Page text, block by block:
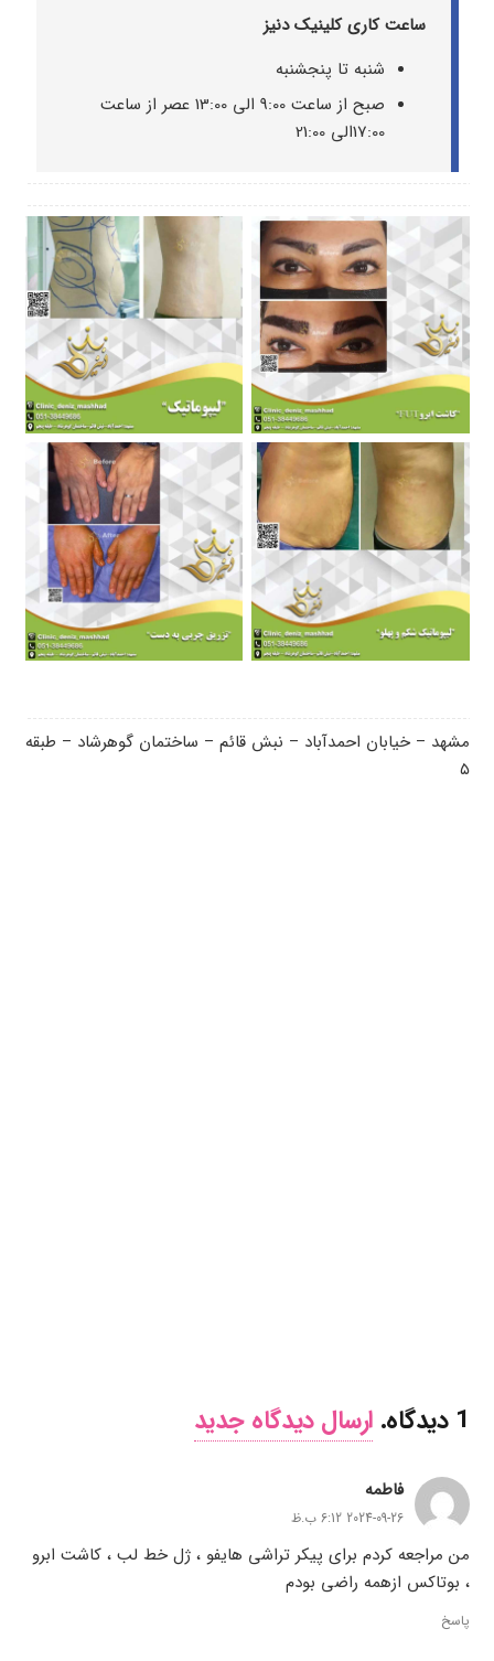
ساعت کاری کلینیک دنیز
شنبه تا پنجشنبه
صبح از ساعت 9:00 الی 13:00 عصر از ساعت
17:00الی 21:00
مشهد – خیابان احمدآباد – نبش قائم – ساختمان گوهرشاد – طبقه
۵
1 دیدگاه. ارسال دیدگاه جدید
فاطمه
2024-09-26 6:12 ب.ظ
من مراجعه کردم برای پیکر تراشی هایفو ، ژل خط لب ، کاشت ابرو
، بوتاکس ازهمه راضی بودم
پاسخ